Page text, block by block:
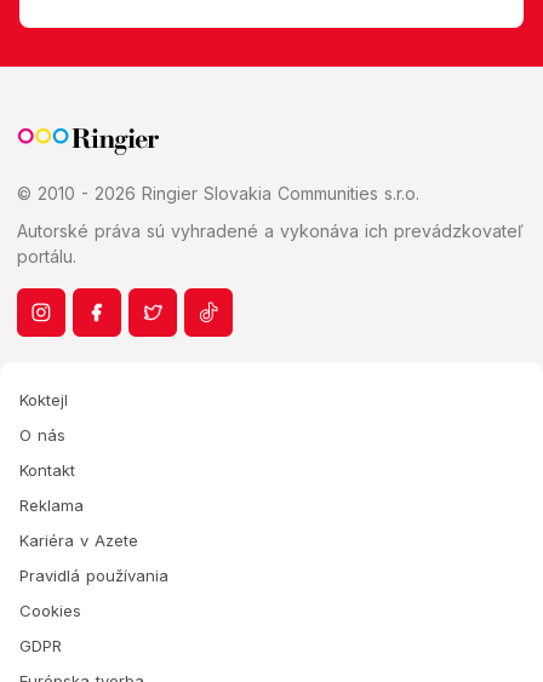
© 2010 - 2026 Ringier Slovakia Communities s.r.o.
Autorské práva sú vyhradené a vykonáva ich prevádzkovateľ
portálu.
Koktejl
O nás
Kontakt
Reklama
Kariéra v Azete
Pravidlá používania
Cookies
GDPR